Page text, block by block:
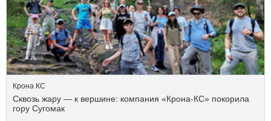
Крона КС
Сквозь жару — к вершине: компания «Крона‑КС» покорила
гору Сугомак